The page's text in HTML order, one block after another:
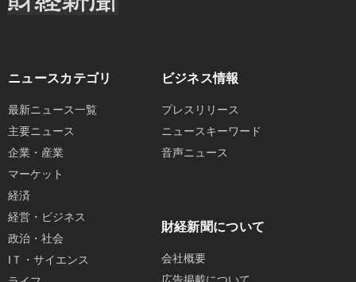
ニュースカテゴリ
最新ニュース一覧
主要ニュース
企業・産業
マーケット
経済
経営・ビジネス
政治・社会
IＴ・サイエンス
ビジネス情報
プレスリリース
ニュースキーワード
音声ニュース
財経新聞について
会社概要